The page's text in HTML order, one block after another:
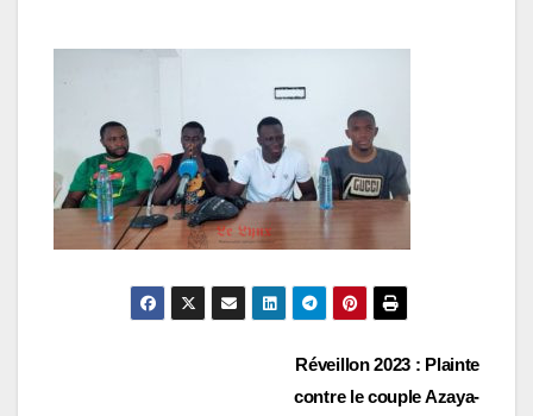
Réveillon 2023 : Plainte
contre le couple Azaya-